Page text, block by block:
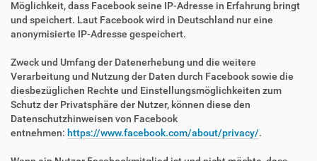
Möglichkeit, dass Facebook seine IP-Adresse in Erfahrung bringt
und speichert. Laut Facebook wird in Deutschland nur eine
anonymisierte IP-Adresse gespeichert.
Zweck und Umfang der Datenerhebung und die weitere
Verarbeitung und Nutzung der Daten durch Facebook sowie die
diesbezüglichen Rechte und Einstellungsmöglichkeiten zum
Schutz der Privatsphäre der Nutzer, können diese den
Datenschutzhinweisen von Facebook
entnehmen: https://www.facebook.com/about/privacy/.